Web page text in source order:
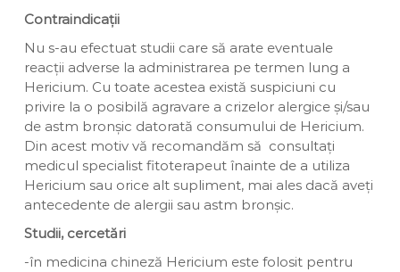
Contraindicații
Nu s-au efectuat studii care să arate eventuale
reacții adverse la administrarea pe termen lung a
Hericium. Cu toate acestea există suspiciuni cu
privire la o posibilă agravare a crizelor alergice și/sau
de astm bronșic datorată consumului de Hericium.
Din acest motiv vă recomandăm să consultați
medicul specialist fitoterapeut înainte de a utiliza
Hericium sau orice alt supliment, mai ales dacă aveți
antecedente de alergii sau astm bronșic.
Studii, cercetări
-în medicina chineză Hericium este folosit pentru